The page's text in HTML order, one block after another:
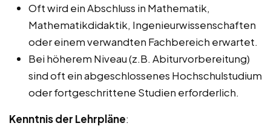
Oft wird ein Abschluss in Mathematik,
Mathematikdidaktik, Ingenieurwissenschaften
oder einem verwandten Fachbereich erwartet.
Bei höherem Niveau (z.B. Abiturvorbereitung)
sind oft ein abgeschlossenes Hochschulstudium
oder fortgeschrittene Studien erforderlich.
Kenntnis der Lehrpläne: